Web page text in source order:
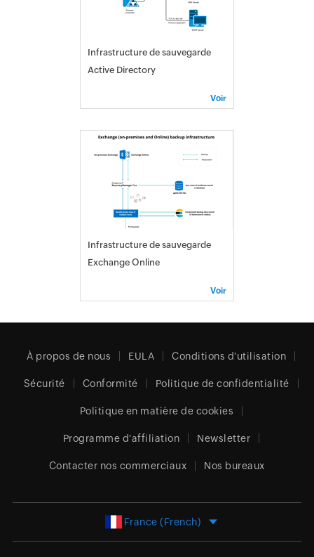
Infrastructure de sauvegarde
Active Directory
Voir
Infrastructure de sauvegarde
Exchange Online
Voir
À propos de nous EULA Conditions d'utilisation
Sécurité Conformité Politique de confidentialité
Politique en matière de cookies
Programme d'affiliation Newsletter
Contacter nos commerciaux Nos bureaux
France (French)